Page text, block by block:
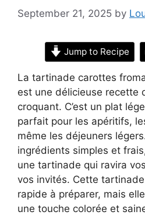
September 21, 2025 by
Jump to Recipe
La tartinade carottes
est une délicieuse recette
croquant. C’est un plat
parfait pour les apéritifs,
même les déjeuners
ingrédients simples et
une tartinade qui ravira
vos invités. Cette
rapide à préparer, mais
une touche colorée et